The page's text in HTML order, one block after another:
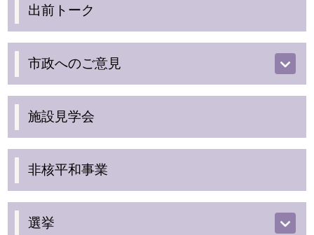
出前トーク
市政へのご意見
施設見学会
非核平和事業
選挙